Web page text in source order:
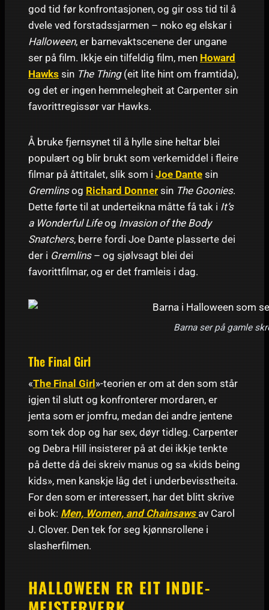
god tid før konfrontasjonen, og gir oss tid til å
dvele ved forstadssjarmen – noko eg elskar i
Halloween, er barnevaktscenene der ungane
ser på film. Ikkje ein tilfeldig film, men Howard
Hawks sin The Thing(eit lite hint om framtida),
og det er ingen hemmelegheit at Carpenter sin
favorittregissør var Hawks.
Å bruke fjernsynet til å hylle sine heltar blei
populært og blir brukt som verkemiddel i fleire
filmar på åttitalet, slik som i Joe Dante sin
Gremlinsog Richard Donner sin The Goonies.
Dette førte til at underteikna måtte få tak i It’s
a Wonderful Lifeog Invasion of the Body
Snatchers, berre fordi Joe Dante plasserte dei
der i Gremlins– og sjølvsagt blei dei
favorittfilmar, og er det framleis i dag.
Barna ser på gamle
The Final Girl
«The Final Girl»-teorien er om at den som står
igjen til slutt og konfronterer mordaren, er
jenta som er jomfru, medan dei andre jentene
som tek dop og har sex, døyr tidleg. Carpenter
og Debra Hill insisterer på at dei ikkje tenkte
på dette då dei skreiv manus og sa «kids being
kids», men kanskje låg det i underbevisstheita.
For den som er interessert, har det blitt skrive
ei bok: Men, Women, and Chainsaws av Carol
J. Clover. Den tek for seg kjønnsrollene i
slasherfilmen.
HALLOWEEN ER EIT INDIE-